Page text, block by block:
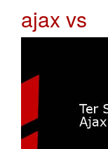
ajax vs